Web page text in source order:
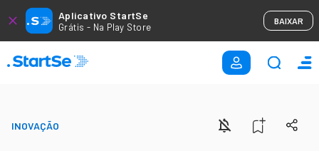
Aplicativo StartSe
Grátis - Na Play Store
BAIXAR
INOVAÇÃO